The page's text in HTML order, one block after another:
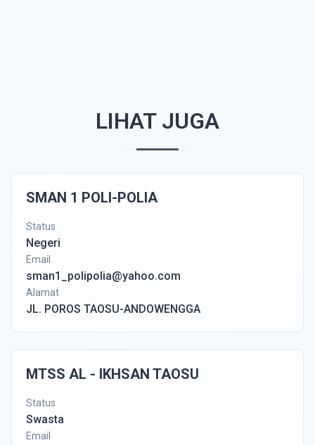
LIHAT JUGA
SMAN 1 POLI-POLIA
Status
Negeri
Email
sman1_polipolia@yahoo.com
Alamat
JL. POROS TAOSU-ANDOWENGGA
MTSS AL - IKHSAN TAOSU
Status
Swasta
Email